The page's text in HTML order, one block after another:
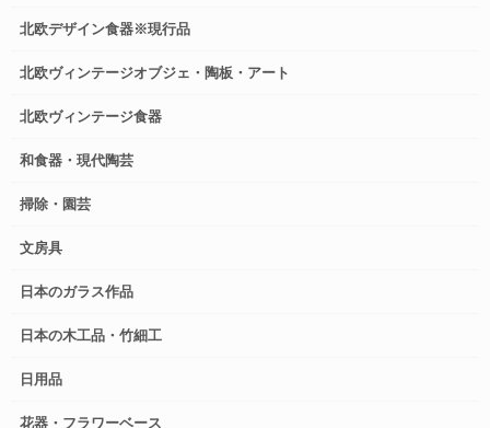
北欧デザイン食器※現行品
北欧ヴィンテージオブジェ・陶板・アート
北欧ヴィンテージ食器
和食器・現代陶芸
掃除・園芸
文房具
日本のガラス作品
日本の木工品・竹細工
日用品
花器・フラワーベース